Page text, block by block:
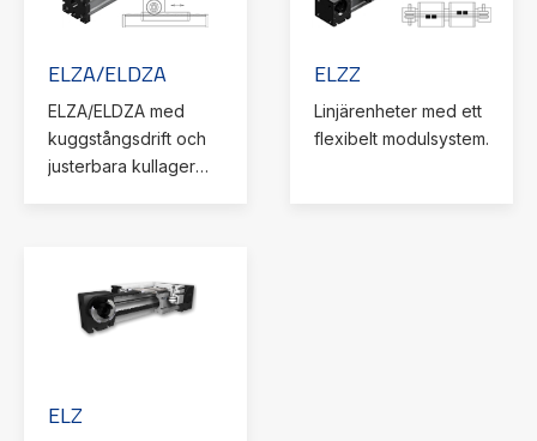
ELZA/ELDZA
ELZA/ELDZA med
kuggstångsdrift och
justerbara kullager
varierande krav.
ELZZ
Linjärenheter med ett
flexibelt modulsystem.
ELZ